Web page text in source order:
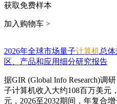
获取免费样本
加入购物车 >
2026年全球市场量子计算机总
区、产品和应用细分研究报告
据GIR (Global Info Research)调
子计算机收入大约108百万美元
元，2026至2032期间，年复合增